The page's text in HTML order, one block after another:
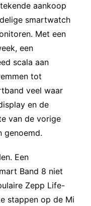
aankoop
smartwatch
Met een
een
scala aan
tot
veel waar
en de
van de vorige
genoemd.
Een
Band 8 niet
Zepp Life-
stappen op de Mi